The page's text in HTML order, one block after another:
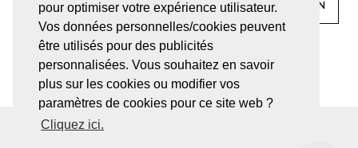
pour optimiser votre expérience utilisateur.
Vos données personnelles/cookies peuvent
être utilisés pour des publicités
personnalisées. Vous souhaitez en savoir
plus sur les cookies ou modifier vos
paramètres de cookies pour ce site web ?
Cliquez ici.
facebook linkedin